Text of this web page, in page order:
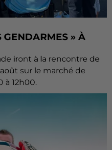
GENDARMES » À
iront à la rencontre de
sur le marché de
12h00.